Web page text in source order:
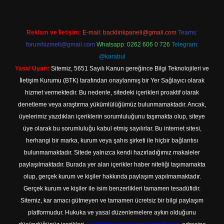
Reklam ve İletişim: E-mail: backlinkpaneli@gmail.com Teams:
forumhizmeti@gmail.com Whatsapp: 0262 606 0 726 Telegram:
@karabul
Yasal Uyarı: Sitemiz, 5651 Sayılı Kanun gereğince Bilgi Teknolojileri ve
İletişim Kurumu (BTK) tarafından onaylanmış bir Yer Sağlayıcı olarak
hizmet vermektedir. Bu nedenle, sitedeki içerikleri proaktif olarak
denetleme veya araştırma yükümlülüğümüz bulunmamaktadır. Ancak,
üyelerimiz yazdıkları içeriklerin sorumluluğunu taşımakta olup, siteye
üye olarak bu sorumluluğu kabul etmiş sayılırlar. Bu internet sitesi,
herhangi bir marka, kurum veya şahıs şirketi ile hiçbir bağlantısı
bulunmamaktadır. Sitede yalnızca kendi hazırladığımız makaleler
paylaşılmaktadır. Burada yer alan içerikler haber niteliği taşımamakta
olup, gerçek kurum ve kişiler hakkında paylaşım yapılmamaktadır.
Gerçek kurum ve kişiler ile isim benzerlikleri tamamen tesadüfidir.
Sitemiz, kar amacı gütmeyen ve tamamen ücretsiz bir bilgi paylaşım
platformudur. Hukuka ve yasal düzenlemelere aykırı olduğunu